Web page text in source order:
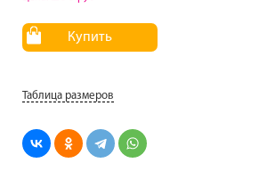
Купить
Таблица размеров